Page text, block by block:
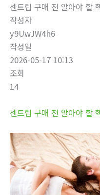
센트립 구매 전 알아야 할
작성자
y9UwJW4h6
작성일
2026-05-17 10:13
조회
14
센트립 구매 전 알아야 할